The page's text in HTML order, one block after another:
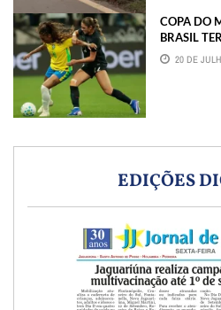
COPA DO
BRASIL
20 DE
EDIÇÕES